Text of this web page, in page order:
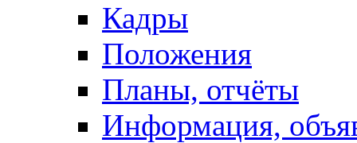
Кадры
Положения
Планы, отчёты
Информация,